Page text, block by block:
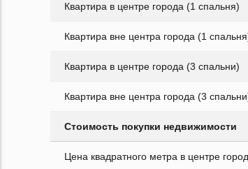
Квартира в центре города (1 спальня)
Квартира вне центра города (1
Квартира в центре города (3 спальни)
Квартира вне центра города (3
Стоимость покупки недвижимости
Цена квадратного метра в центре